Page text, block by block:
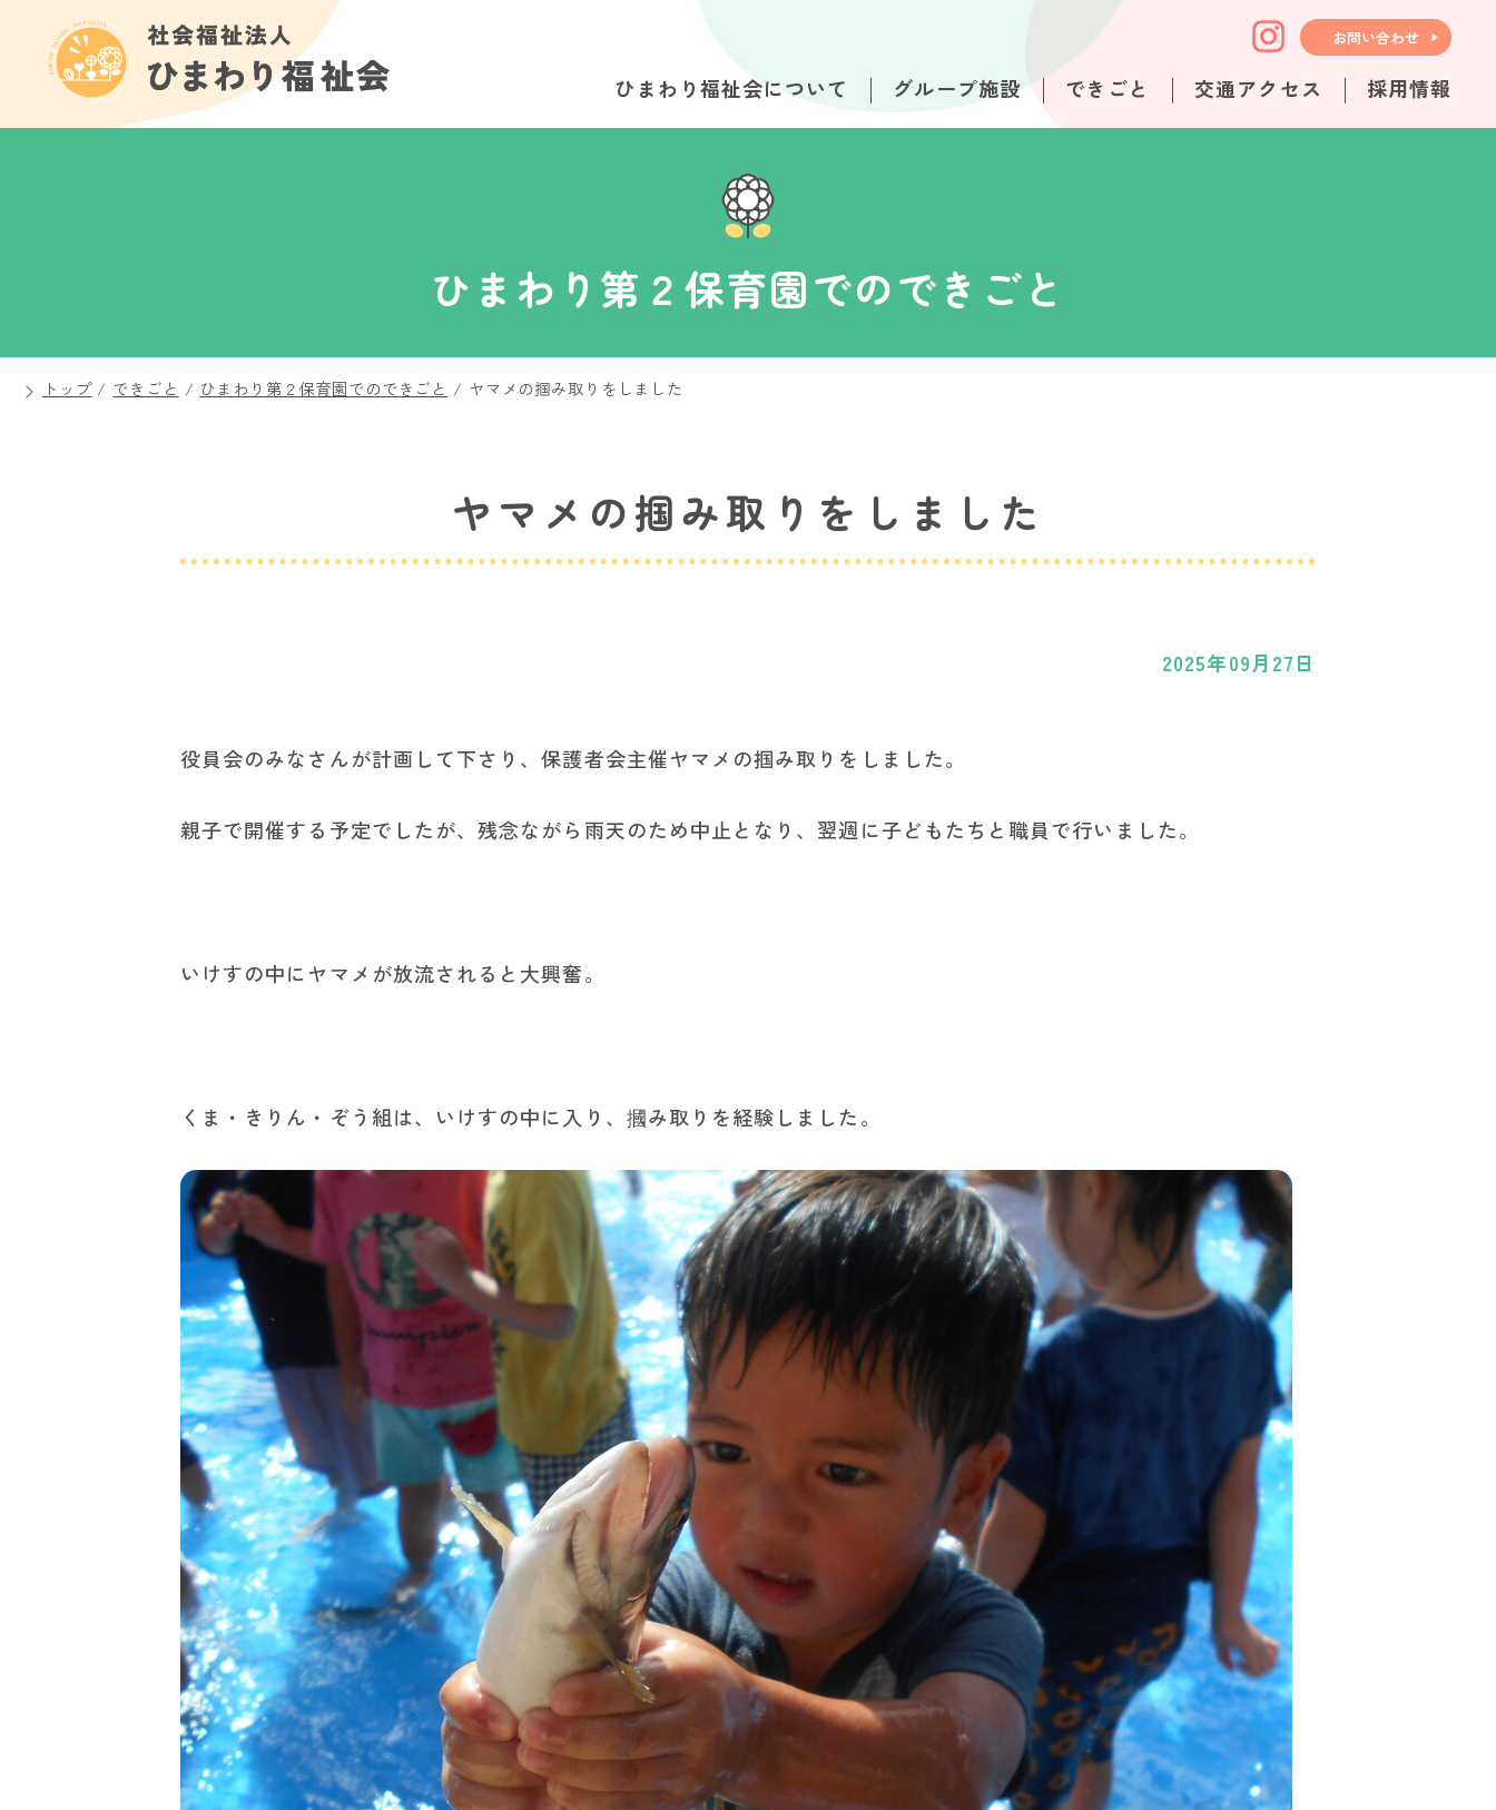
お問い合わせ
ひまわり福祉会について グループ施設 できごと 交通アクセス 採用情報
ひまわり第２保育園でのできごと
トップ/ できごと / ひまわり第２保育園でのできごと / ヤマメの掴み取りをしました
ヤマメの掴み取りをしました
2025年09月27日
役員会のみなさんが計画して下さり、保護者会主催ヤマメの掴み取りをしました。
親子で開催する予定でしたが、残念ながら雨天のため中止となり、翌週に子どもたちと職員で行いました。
いけすの中にヤマメが放流されると大興奮。
くま・きりん・ぞう組は、いけすの中に入り、摑み取りを経験しました。